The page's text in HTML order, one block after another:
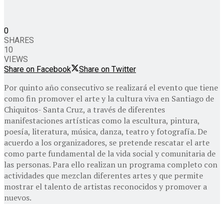
0
SHARES
10
VIEWS
Share on Facebook
Share on Twitter
Por quinto año consecutivo se realizará el evento que tiene
como fin promover el arte y la cultura viva en Santiago de
Chiquitos- Santa Cruz, a través de diferentes
manifestaciones artísticas como la escultura, pintura,
poesía, literatura, música, danza, teatro y fotografía. De
acuerdo a los organizadores, se pretende rescatar el arte
como parte fundamental de la vida social y comunitaria de
las personas. Para ello realizan un programa completo con
actividades que mezclan diferentes artes y que permite
mostrar el talento de artistas reconocidos y promover a
nuevos.